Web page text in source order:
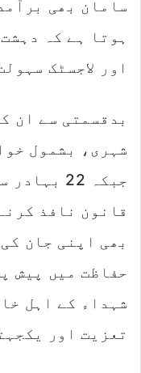
سامان بھی
ہوتا ہے کہ
اور لاجسٹک
شہری، بشمول
جبکہ 22
قانون نافذ
بھی اپنی جان
حفاظت میں پیش
شہداء کے اہل
تعزیت اور